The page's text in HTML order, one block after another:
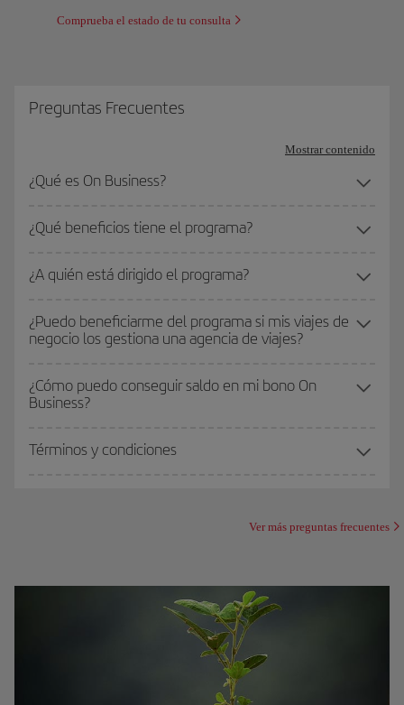
Comprueba el estado de tu consulta
Preguntas Frecuentes
Mostrar contenido
¿Qué es On Business?
¿Qué beneficios tiene el programa?
¿A quién está dirigido el programa?
¿Puedo beneficiarme del programa si mis viajes de
negocio los gestiona una agencia de viajes?
¿Cómo puedo conseguir saldo en mi bono On
Business?
Términos y condiciones
Ver más preguntas frecuentes